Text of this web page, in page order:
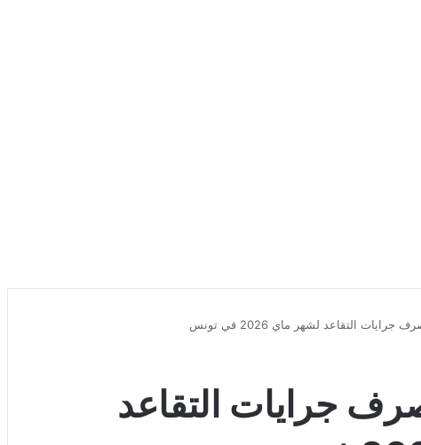
التقاعد لشهر ماي 2026 في تونس
جرايات التقاعد